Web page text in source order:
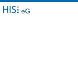
eG